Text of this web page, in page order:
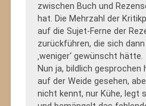
zwischen Buch und
hat. Die Mehrzahl der
auf die Sujet-Ferne der
zurückführen, die sich
‚weniger‘ gewünscht hätte.
Nun ja, bildlich gesprochen
auf der Weide gesehen,
nicht kennt, nur Kühe, legt